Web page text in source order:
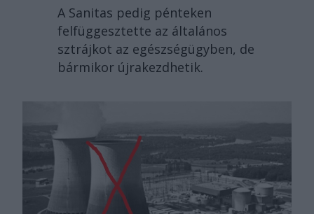
A Sanitas pedig pénteken
felfüggesztette az általános
sztrájkot az egészségügyben, de
bármikor újrakezdhetik.